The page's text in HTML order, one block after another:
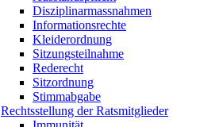
Disziplinarmassnahmen
Informationsrechte
Kleiderordnung
Sitzungsteilnahme
Rederecht
Sitzordnung
Stimmabgabe
Rechtsstellung der Ratsmitglieder